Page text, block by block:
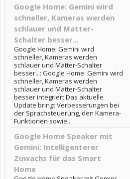
Google Home: Gemini wird
schneller, Kameras werden
schlauer und Matter-
Schalter besser...
Google Home: Gemini wird
schneller, Kameras werden
schlauer und Matter-Schalter
besser...: Google Home: Gemini wird
schneller, Kameras werden
schlauer und Matter-Schalter
besser integriert Das aktuelle
Update bringt Verbesserungen bei
der Sprachsteuerung, den Kamera-
Funktionen sowie...
Google Home Speaker mit
Gemini: Intelligenterer
Zuwachs für das Smart
Home